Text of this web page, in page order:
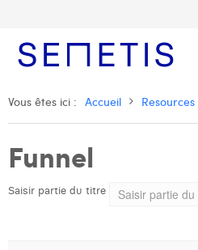
Accueil
Services
Publicité Digitale
Digital Business Intelligence
Qui sommes-nous ?
Notre histoire
Ressources
Vous êtes ici : Accueil Resources
Funnel
Saisir partie du titre